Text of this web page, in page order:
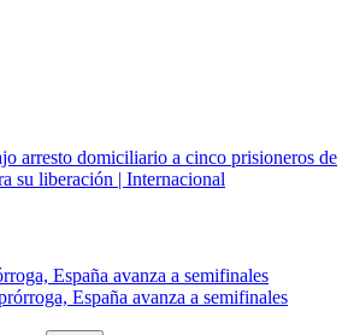
arresto domiciliario a cinco prisioneros de
su liberación | Internacional
España avanza a semifinales